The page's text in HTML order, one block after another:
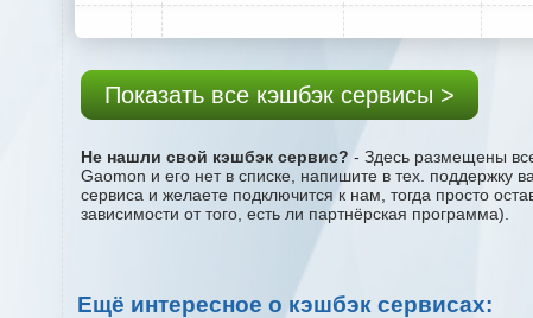
Показать все кэшбэк сервисы >
Не нашли свой кэшбэк сервис? - Здесь размещены
Gaomon и его нет в списке, напишите в тех. поддержку
сервиса и желаете подключится к нам, тогда просто
зависимости от того, есть ли партнёрская программа).
Ещё интересное о кэшбэк сервисах: